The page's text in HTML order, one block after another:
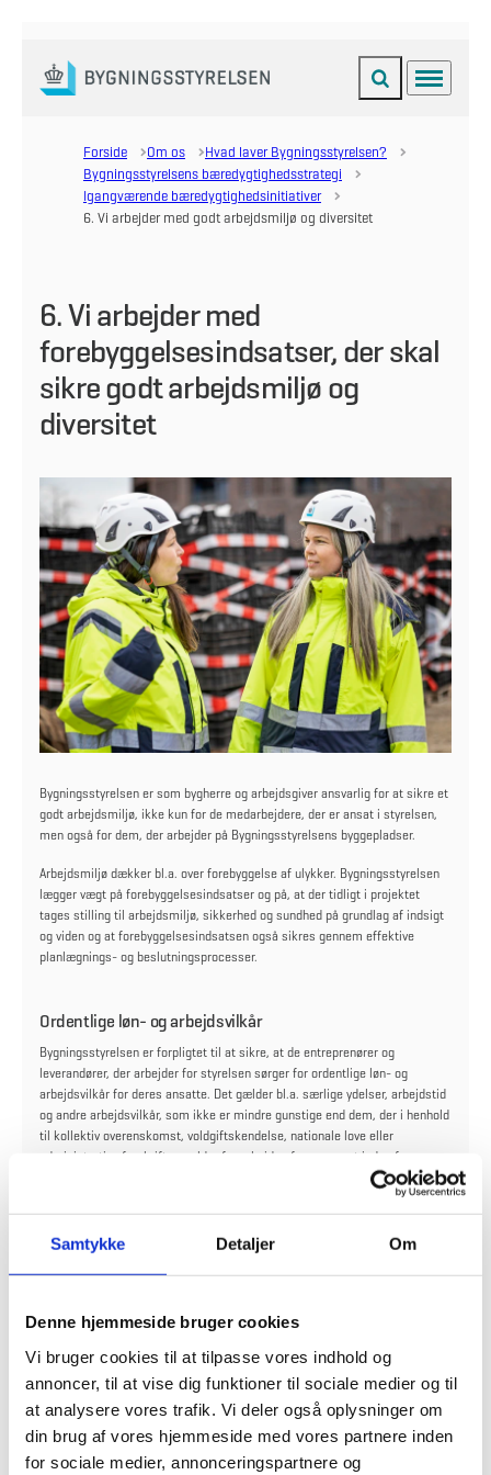
Samtykke Detaljer Om
Denne hjemmeside bruger cookies
Vi bruger cookies til at tilpasse vores indhold og
annoncer, til at vise dig funktioner til sociale medier og til
at analysere vores trafik. Vi deler også oplysninger om
din brug af vores hjemmeside med vores partnere inden
for sociale medier, annonceringspartnere og
Gå til forsiden Fold søgefelt ud
Menu
Forside Om os
Hvad laver Bygningsstyrelsen?
Bygningsstyrelsens bæredygtighedsstrategi
Igangværende bæredygtighedsinitiativer
6. Vi arbejder med godt arbejdsmiljø og diversitet
6. Vi arbejder med
forebyggelsesindsatser, der skal
sikre godt arbejdsmiljø og
diversitet
Bygningsstyrelsen er som bygherre og arbejdsgiver ansvarlig for at sikre et
godt arbejdsmiljø, ikke kun for de medarbejdere, der er ansat i styrelsen,
men også for dem, der arbejder på Bygningsstyrelsens byggepladser.
Arbejdsmiljø dækker bl.a. over forebyggelse af ulykker. Bygningsstyrelsen
lægger vægt på forebyggelsesindsatser og på, at der tidligt i projektet
tages stilling til arbejdsmiljø, sikkerhed og sundhed på grundlag af indsigt
og viden og at forebyggelsesindsatsen også sikres gennem effektive
planlægnings- og beslutningsprocesser.
Ordentlige løn- og arbejdsvilkår
Bygningsstyrelsen er forpligtet til at sikre, at de entreprenører og
leverandører, der arbejder for styrelsen sørger for ordentlige løn- og
arbejdsvilkår for deres ansatte. Det gælder bl.a. særlige ydelser, arbejdstid
og andre arbejdsvilkår, som ikke er mindre gunstige end dem, der i henhold
til kollektiv overenskomst, voldgiftskendelse, nationale love eller
administrative forskrifter gælder for arbejde af samme art inden for
vedkommende fag eller industri. Kontraktholdende rådgiver eller
entreprenør har kædeansvar for overholdelse af arbejdsklausulen. Benyttes
der fagentreprenører eller underrådgivere, påhviler det rådgiver eller
entreprnør at sikre, at ovennævnte krav overholdes. Sker det ikke, skal de
kontraktholder forpligtet til at dokumentere, at ovenstående krav er
kontrolenhed og relevante fagforeninger ved vurderingen af, om
arbejdsklausulen.
Ligestilling og diversitet
Bygningsstyrelsen samarbejder ligeledes med vores strategiske